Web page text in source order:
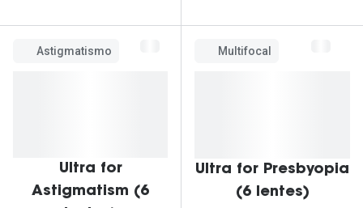
Astigmatismo
Ultra for
Astigmatism (6
Multifocal
Ultra for Presbyopia
(6 lentes)